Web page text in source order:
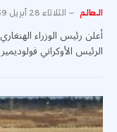
العالم الثلاثاء 28 أبريل 5:39 م
أعلن رئيس الوزراء
الرئيس الأوكراني